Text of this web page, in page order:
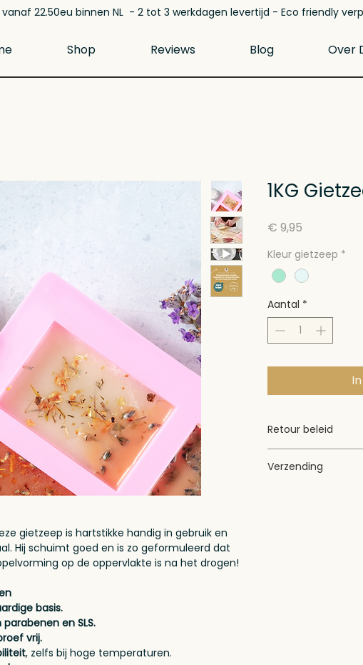
22.50eu binnen NL - 2 tot 3 werkdagen levertijd - Eco friendly
Shop Reviews Blog Over
gietzeep is hartstikke handig in gebruik en
Hij schuimt goed en is zo geformuleerd dat
op de oppervlakte is na het drogen!
basis.
en SLS.
vrij.
, zelfs bij hoge temperaturen.
1KG
€ 9,95
Kleur gietzeep *
Aantal *
Retour beleid
kunt u hem terug
Verzending